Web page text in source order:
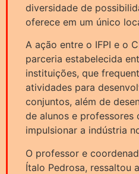
diversidade de
oferece em um único
A ação entre o IFPI e o
parceria estabelecida
instituições, que
atividades para
conjuntos, além de
de alunos e
impulsionar a indústria
O professor e
Ítalo Pedrosa, ressaltou